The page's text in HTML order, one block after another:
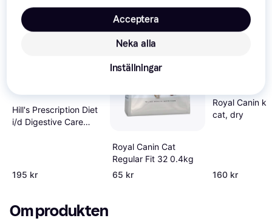
Hill's Prescription Diet
i/d Digestive Care
195 kr
Royal Canin Cat
Regular Fit 32 0.4kg
65 kr
Royal Canin
cat, dry
160 kr
Om produkten
Neka alla
Acceptera
Inställningar